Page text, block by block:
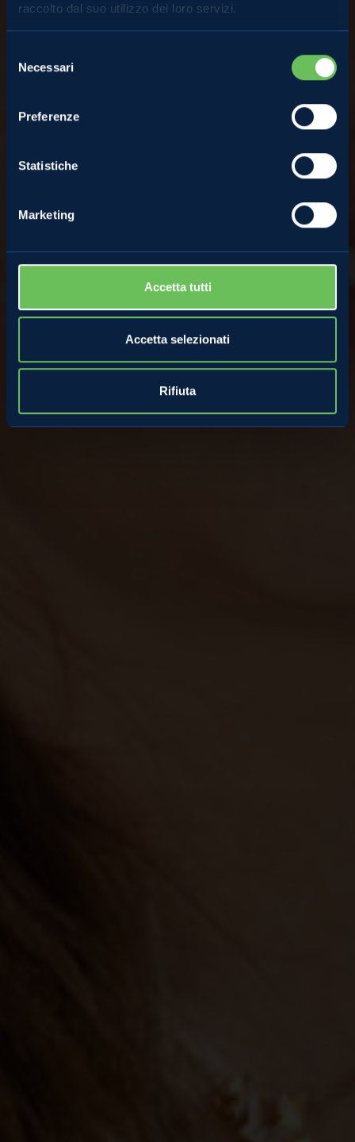
raccolto dal suo utilizzo dei loro servizi.
delNecessari
Preferenze
Statistiche
Marketing
Accetta tutti
Accetta selezionati
Rifiuta
Almanacco